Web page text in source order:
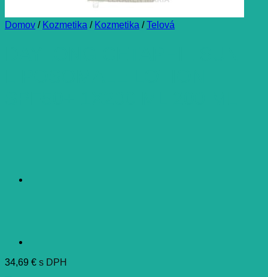
Domov / Kozmetika / Kozmetika / Telová
34,69 € s DPH